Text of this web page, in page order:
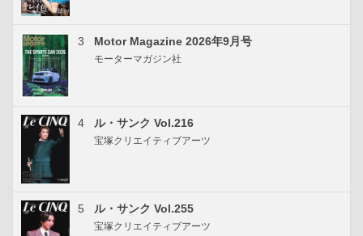
3 Motor Magazine 2026年9月号
モーターマガジン社
4 ル・サンク Vol.216
宝塚クリエイティブアーツ
5 ル・サンク Vol.255
宝塚クリエイティブアーツ